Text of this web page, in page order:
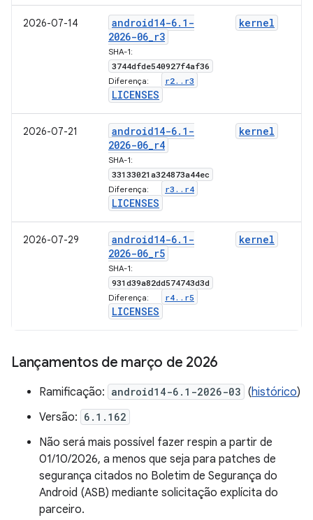
2026-07-14 android14-6. 1-
2026-06_r3
SHA-1:
3744dfde540927f4af36
Diferença: r2. . r3
LICENSES
kernel
2026-07-21 android14-6. 1-
2026-06_r4
SHA-1:
33133021a324873a44ec
Diferença: r3 . . r4
LICENSES
kernel
2026-07-29 android14-6. 1-
2026-06_r5
SHA-1:
931d39a82dd574743d3d
Diferença: r4. . r5
LICENSES
kernel
Lançamentos de março de 2026
Ramificação: android14-6.1-2026-03 (histórico)
Versão: 6.1.162
Não será mais possível fazer respin a partir de
01/10/2026, a menos que seja para patches de
segurança citados no Boletim de Segurança do
Android (ASB) mediante solicitação explícita do
parceiro.